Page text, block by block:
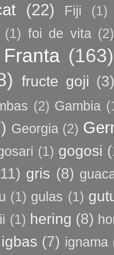
(22) Fiji
(1)
(1) foi de vita (2)
Franta (163)
fructe goji (3)
(2) Gambia
Georgia (2)
(1) gogosi
gris (8)
(1) gulas (1)
(1) hering (8)
igbas (7) ignama